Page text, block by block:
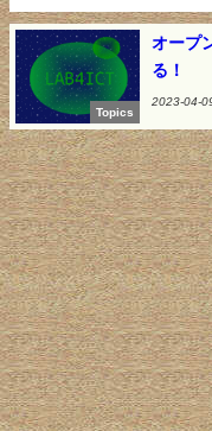
Topics
オープ
る！
2023-04-